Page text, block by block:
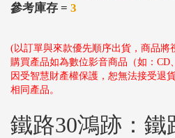
參考庫存 = 3
(以訂單與來款優先順序出貨，商品將
購買產品如為數位影音商品（如：CD
因受智慧財產權保護，恕無法接受退
相同產品。
鐵路30鴻跡：鐵